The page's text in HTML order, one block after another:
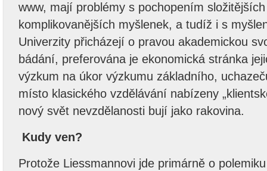
www, mají problémy s pochopením
komplikovanějších myšlenek, a tudíž i s
Univerzity přicházejí o pravou akademickou
bádání, preferována je ekonomická stránka
výzkum na úkor výzkumu základního,
místo klasického vzdělávání nabízeny
nový svět nevzdělanosti bují jako rakovina.
Kudy ven?
Protože Liessmannovi jde primárně o